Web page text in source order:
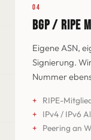
04
BGP / RIPE
Eigene ASN,
Signierung.
Nummer
RIPE-
IPv4 / IPv6
Peering an